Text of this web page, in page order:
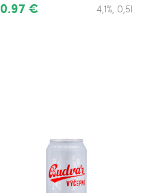
0.97 € 4,1%, 0,5l